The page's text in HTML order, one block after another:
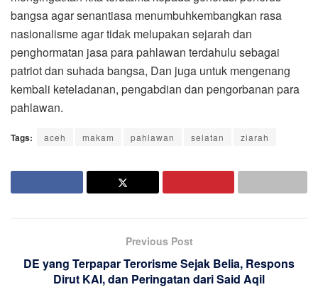
bangsa agar senantiasa menumbuhkembangkan rasa
nasionalisme agar tidak melupakan sejarah dan
penghormatan jasa para pahlawan terdahulu sebagai
patriot dan suhada bangsa, Dan juga untuk mengenang
kembali keteladanan, pengabdian dan pengorbanan para
pahlawan.
Tags: aceh makam pahlawan selatan ziarah
Previous Post
DE yang Terpapar Terorisme Sejak Belia, Respons
Dirut KAI, dan Peringatan dari Said Aqil